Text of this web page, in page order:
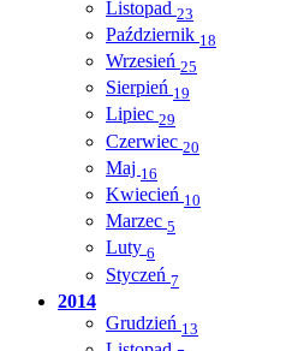
Listopad 23
Październik 18
Wrzesień 25
Sierpień 19
Lipiec 29
Czerwiec 20
Maj 16
Kwiecień 10
Marzec 5
Luty 6
Styczeń 7
2014
Grudzień 13